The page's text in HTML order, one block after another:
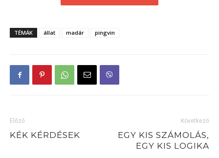
TÉMÁK állat madár pingvin
Előző
KÉK KÉRDÉSEK
Következő
EGY KIS SZÁMOLÁS,
EGY KIS LOGIKA